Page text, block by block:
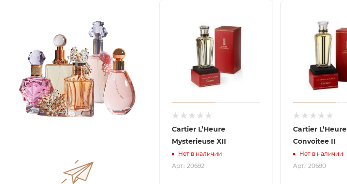
Cartier L’Heure
Mysterieuse XII
Нет в наличии
Арт.: 20692
Cartier L’Heure
Convoitee II
Нет в наличии
Арт.: 20690